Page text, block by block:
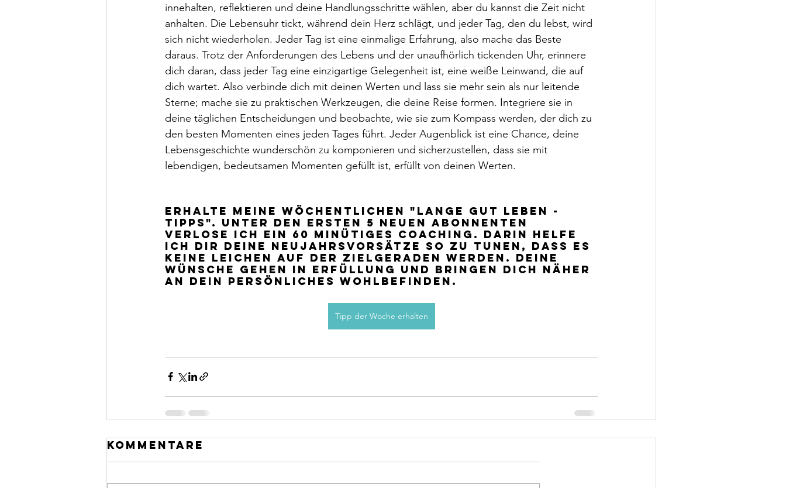
innehalten, reflektieren und deine Handlungsschritte wählen, aber du kannst die Zeit nicht
anhalten. Die Lebensuhr tickt, während dein Herz schlägt, und jeder Tag, den du lebst, wird
sich nicht wiederholen. Jeder Tag ist eine einmalige Erfahrung, also mache das Beste
daraus. Trotz der Anforderungen des Lebens und der unaufhörlich tickenden Uhr, erinnere
dich daran, dass jeder Tag eine einzigartige Gelegenheit ist, eine weiße Leinwand, die auf
dich wartet. Also verbinde dich mit deinen Werten und lass sie mehr sein als nur leitende
Sterne; mache sie zu praktischen Werkzeugen, die deine Reise formen. Integriere sie in
deine täglichen Entscheidungen und beobachte, wie sie zum Kompass werden, der dich zu
den besten Momenten eines jeden Tages führt. Jeder Augenblick ist eine Chance, deine
Lebensgeschichte wunderschön zu komponieren und sicherzustellen, dass sie mit
lebendigen, bedeutsamen Momenten gefüllt ist, erfüllt von deinen Werten.
Erhalte meine wöchentlichen "Lange Gut Leben -
Tipps". Unter den ersten 5 neuen Abonnenten
verlose ich ein 60 minütiges Coaching. Darin helfe
ich dir deine Neujahrsvorsätze so zu tunen, dass es
keine Leichen auf der Zielgeraden werden. Deine
Wünsche gehen in Erfüllung und bringen dich näher
an dein persönliches Wohlbefinden.
Tipp der Woche erhalten
Kommentare